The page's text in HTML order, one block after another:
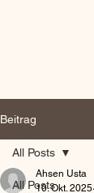
Beitrag
All Posts
All Posts
Ahsen Usta
10. Okt. 2025